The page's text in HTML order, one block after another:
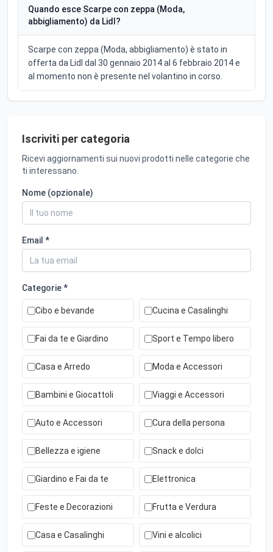
Quando esce Scarpe con zeppa (Moda,
abbigliamento) da Lidl?
Scarpe con zeppa (Moda, abbigliamento) è stato in
offerta da Lidl dal 30 gennaio 2014 al 6 febbraio 2014 e
al momento non è presente nel volantino in corso.
Iscriviti per categoria
Ricevi aggiornamenti sui nuovi prodotti nelle categorie che
ti interessano.
Nome (opzionale)
Email *
Categorie *
Cibo e bevande Cucina e Casalinghi
Fai da te e Giardino Sport e Tempo libero
Casa e Arredo Moda e Accessori
Bambini e Giocattoli Viaggi e Accessori
Auto e Accessori Cura della persona
Bellezza e igiene Snack e dolci
Giardino e Fai da te Elettronica
Feste e Decorazioni Frutta e Verdura
Casa e Casalinghi Vini e alcolici